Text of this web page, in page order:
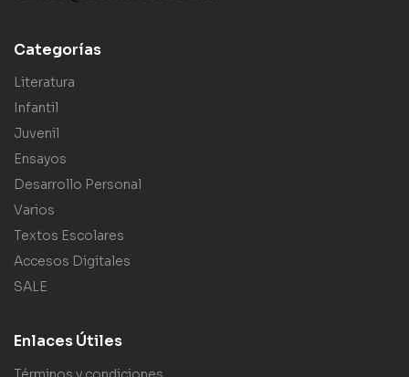
Categorías
Literatura
Infantil
Juvenil
Ensayos
Desarrollo Personal
Varios
Textos Escolares
Accesos Digitales
SALE
Enlaces Útiles